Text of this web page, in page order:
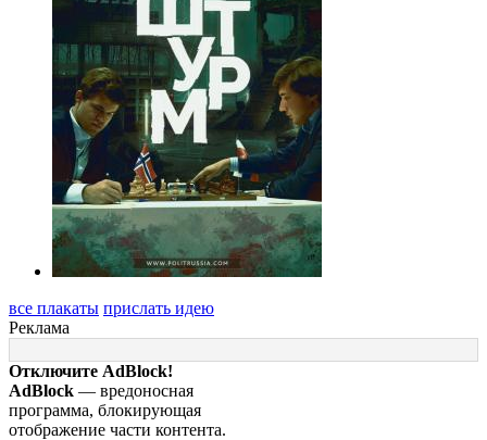
все плакаты прислать идею
Реклама
Отключите AdBlock!
AdBlock — вредоносная
программа, блокирующая
отображение части контента.